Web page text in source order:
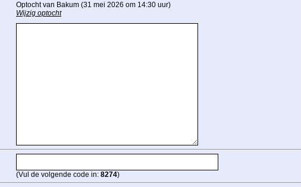
Optocht van Bakum (31 mei 2026 om 14:30 uur)
Wijzig optocht
(Vul de volgende code in: 8274)